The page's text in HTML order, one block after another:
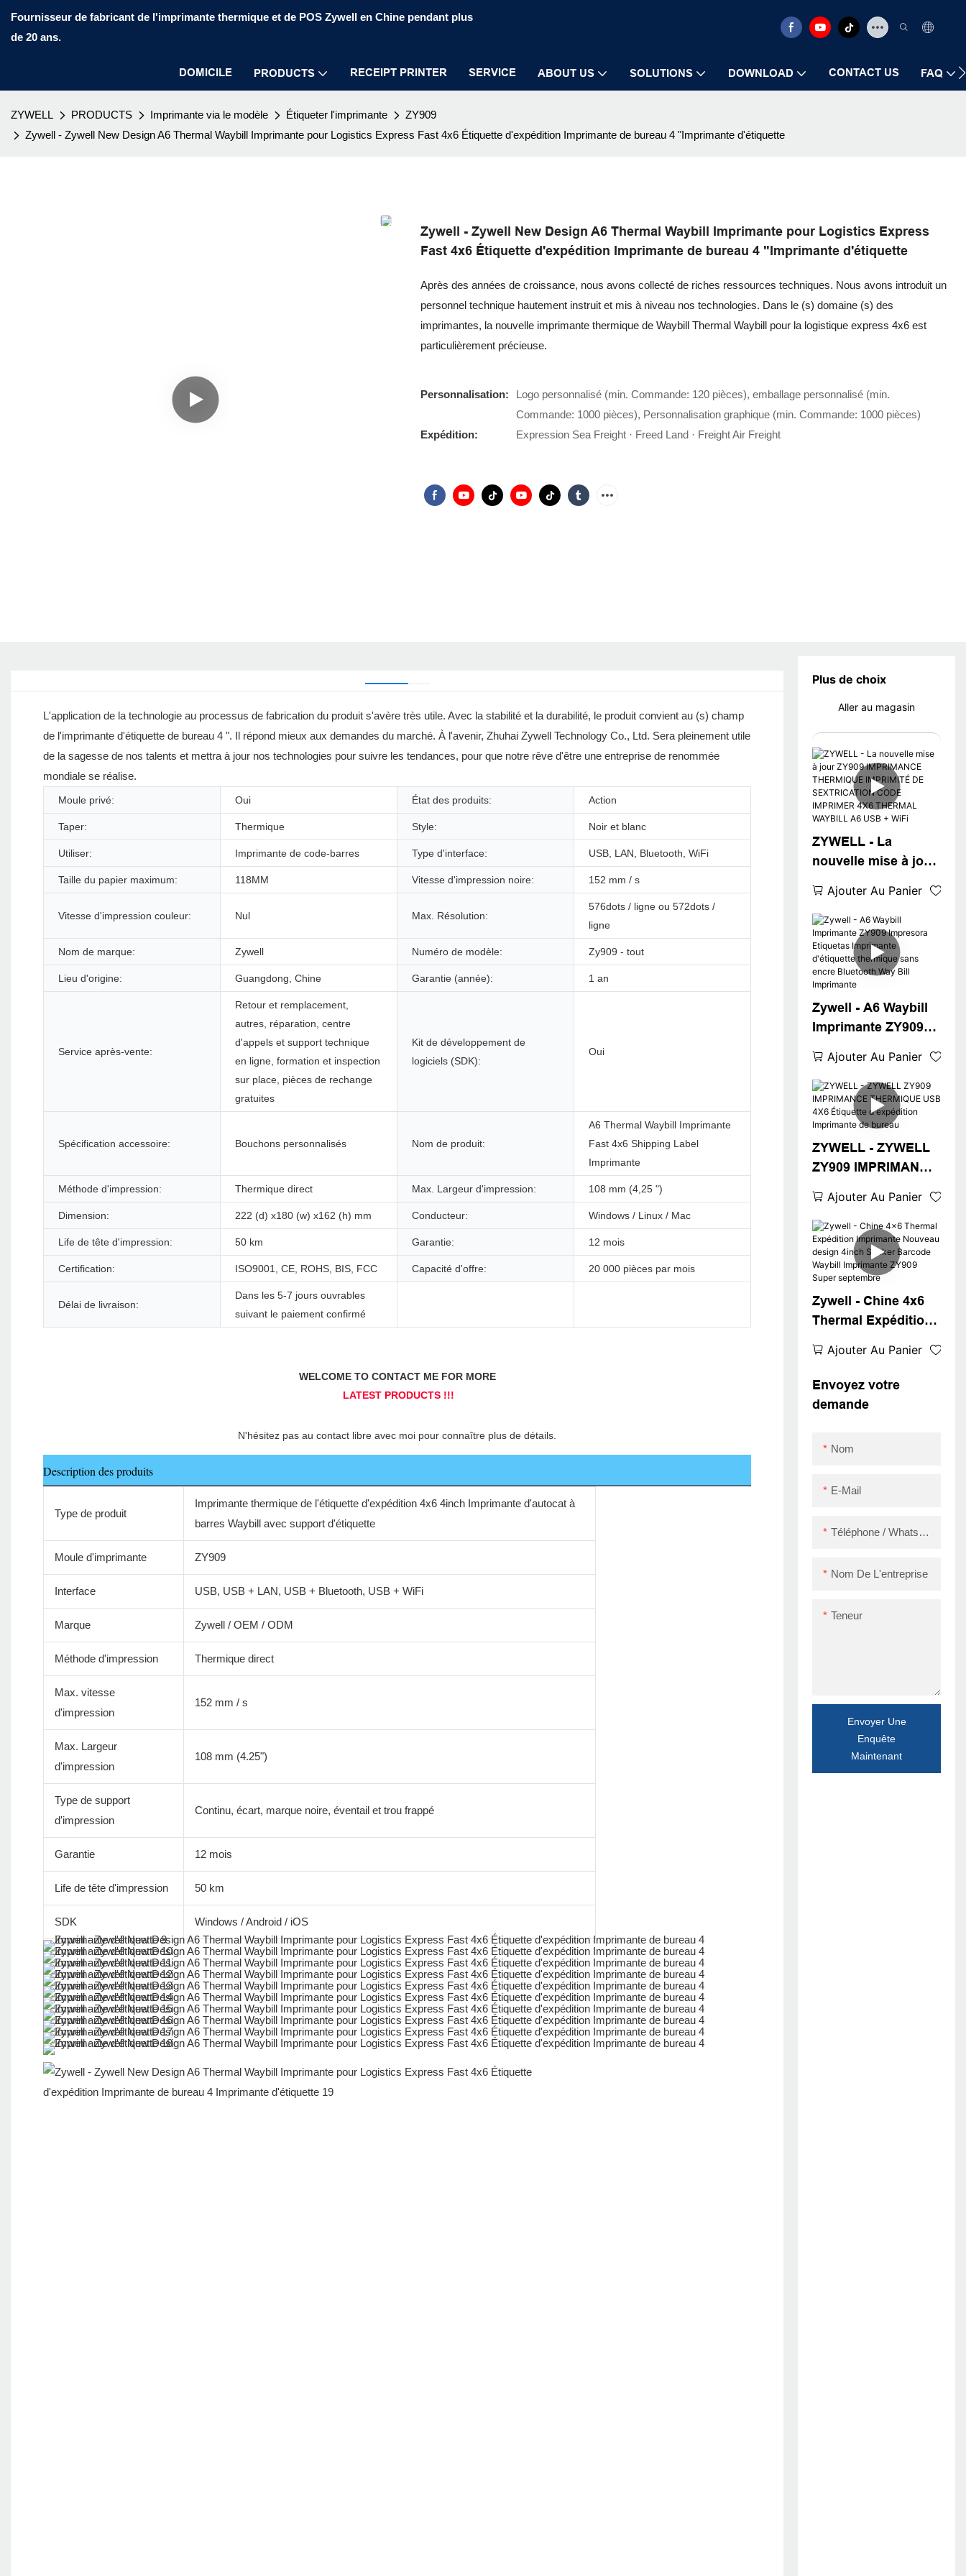
Fournisseur de fabricant de l'imprimante thermique et de POS Zywell en Chine pendant plus
de 20 ans.
DOMICILE PRODUCTS RECEIPT PRINTER SERVICE ABOUT US SOLUTIONS DOWNLOAD CONTACT US FAQ
ZYWELL PRODUCTS Imprimante via le modèle Étiqueter l'imprimante
ZY909
Zywell - Zywell New Design A6 Thermal Waybill Imprimante pour Logistics Express Fast 4x6 Étiquette d'expédition Imprimante de bureau 4 "Imprimante d'étiquette
Zywell - Zywell New Design A6 Thermal Waybill Imprimante pour Logistics Express
Fast 4x6 Étiquette d'expédition Imprimante de bureau 4 "Imprimante d'étiquette
Après des années de croissance, nous avons collecté de riches ressources techniques. Nous avons introduit un
personnel technique hautement instruit et mis à niveau nos technologies. Dans le (s) domaine (s) des
imprimantes, la nouvelle imprimante thermique de Waybill Thermal Waybill pour la logistique express 4x6 est
particulièrement précieuse.
Personnalisation:
Logo personnalisé (min. Commande: 120 pièces), emballage personnalisé (min.
Commande: 1000 pièces), Personnalisation graphique (min. Commande: 1000 pièces)
Expédition:
Expression Sea Freight · Freed Land · Freight Air Freight
Plus de choix
Aller au magasin
ZYWELL - La
nouvelle mise à jour
THERMIQUE
IMPRIMITÉ DE
SEXTRICATION
CODE IMPRIMER
4X6 THERMAL
WiFi
Ajouter Au Panier
Zywell - A6 Waybill
Imprimante ZY909
Imprimante
d'étiquette
thermique sans
encre Bluetooth Way
Bill Imprimante
Ajouter Au Panier
ZYWELL - ZYWELL
ZY909 IMPRIMANCE
4X6 Étiquette
d'expédition
Imprimante de
bureau
Ajouter Au Panier
Zywell - Chine 4x6
Thermal Expédition
design 4inch Sticker
Barcode Waybill
Imprimante ZY909
Ajouter Au Panier
Envoyez votre
demande
Nom
E-Mail
Téléphone / WhatsApp / Skype
Nom De L'entreprise
Teneur
Envoyer Une
Enquête
Maintenant
L'application de la technologie au processus de fabrication du produit s'avère très utile. Avec la stabilité et la durabilité, le produit convient au (s) champ
de l'imprimante d'étiquette de bureau 4 ". Il répond mieux aux demandes du marché. À l'avenir, Zhuhai Zywell Technology Co., Ltd. Sera pleinement utile
de la sagesse de nos talents et mettra à jour nos technologies pour suivre les tendances, pour que notre rêve d'être une entreprise de renommée
mondiale se réalise.
Moule privé: Oui État des produits: Action
Taper: Thermique Style: Noir et blanc
Utiliser: Imprimante de code-barres Type d'interface: USB, LAN, Bluetooth, WiFi
Taille du papier maximum: 118MM Vitesse d'impression noire: 152 mm / s
Vitesse d'impression couleur: Nul Max. Résolution:
576dots / ligne ou 572dots /
ligne
Nom de marque: Zywell Numéro de modèle: Zy909 - tout
Lieu d'origine: Guangdong, Chine Garantie (année): 1 an
Service après-vente:
Retour et remplacement,
autres, réparation, centre
d'appels et support technique
en ligne, formation et inspection
sur place, pièces de rechange
gratuites
Kit de développement de
logiciels (SDK):
Oui
Spécification accessoire: Bouchons personnalisés Nom de produit:
A6 Thermal Waybill Imprimante
Fast 4x6 Shipping Label
Imprimante
Méthode d'impression: Thermique direct Max. Largeur d'impression: 108 mm (4,25 ")
Dimension: 222 (d) x180 (w) x162 (h) mm Conducteur: Windows / Linux / Mac
Life de tête d'impression: 50 km Garantie: 12 mois
Certification: ISO9001, CE, ROHS, BIS, FCC Capacité d'offre: 20 000 pièces par mois
Délai de livraison:
Dans les 5-7 jours ouvrables
suivant le paiement confirmé
Description des produits
Type de produit
Imprimante thermique de l'étiquette d'expédition 4x6 4inch Imprimante d'autocat à
barres Waybill avec support d'étiquette
Moule d'imprimante ZY909
Interface USB, USB + LAN, USB + Bluetooth, USB + WiFi
Marque Zywell / OEM / ODM
Méthode d'impression Thermique direct
Max. vitesse
d'impression
152 mm / s
Max. Largeur
d'impression
108 mm (4.25")
Type de support
d'impression
Continu, écart, marque noire, éventail et trou frappé
Garantie 12 mois
Life de tête d'impression 50 km
SDK Windows / Android / iOS